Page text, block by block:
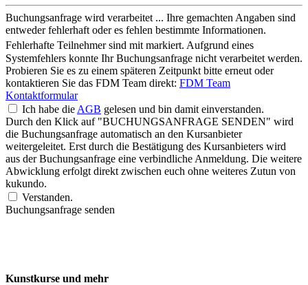
Buchungsanfrage wird verarbeitet ... Ihre gemachten Angaben sind
entweder fehlerhaft oder es fehlen bestimmte Informationen.
Fehlerhafte Teilnehmer sind mit markiert. Aufgrund eines
Systemfehlers konnte Ihr Buchungsanfrage nicht verarbeitet werden.
Probieren Sie es zu einem späteren Zeitpunkt bitte erneut oder
kontaktieren Sie das FDM Team direkt: FDM Team
Kontaktformular
Ich habe die AGB gelesen und bin damit einverstanden.
Durch den Klick auf "BUCHUNGSANFRAGE SENDEN" wird
die Buchungsanfrage automatisch an den Kursanbieter
weitergeleitet. Erst durch die Bestätigung des Kursanbieters wird
aus der Buchungsanfrage eine verbindliche Anmeldung. Die weitere
Abwicklung erfolgt direkt zwischen euch ohne weiteres Zutun von
kukundo.
Verstanden.
Buchungsanfrage senden
Kunstkurse und mehr